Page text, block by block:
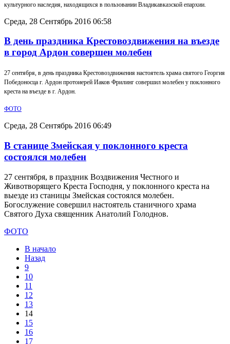
культурного наследия, находящихся в пользовании Владикавказской епархии.
Среда, 28 Сентябрь 2016 06:58
В день праздника Крестовоздвижения на въезде
в город Ардон совершен молебен
27 сентября, в день праздника Крестовоздвижения настоятель храма святого Георгия
Победоносца г. Ардон протоиерей Иаков Фрилинг совершил молебен у поклонного
креста на въезде в г. Ардон.
ФОТО
Среда, 28 Сентябрь 2016 06:49
В станице Змейская у поклонного креста
состоялся молебен
27 сентября, в праздник Воздвижения Честного и
Животворящего Креста Господня, у поклонного креста на
выезде из станицы Змейская состоялся молебен.
Богослужение совершил настоятель станичного храма
Святого Духа священник Анатолий Голоднов.
ФОТО
В начало
Назад
9
10
11
12
13
14
15
16
17